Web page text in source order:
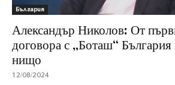
България
Александър Николов: От
договора с „Боташ“ България
нищо
12/08/2024